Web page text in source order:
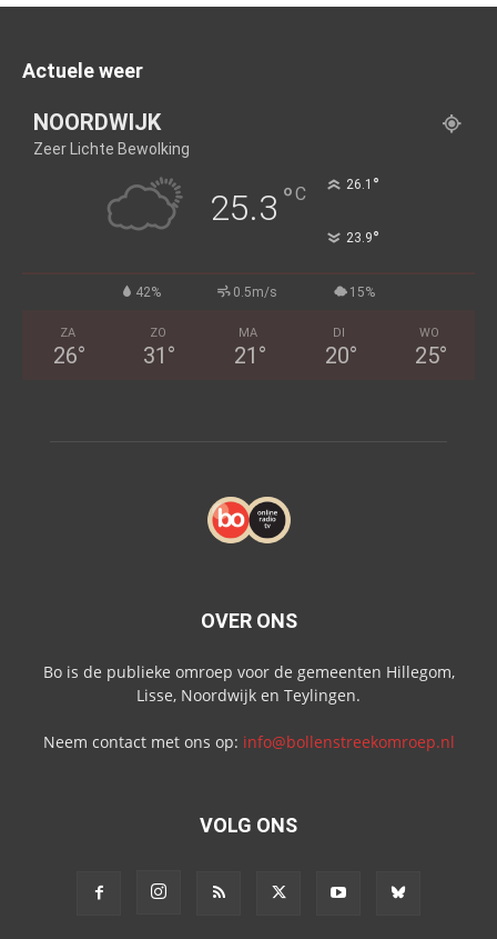
Actuele weer
NOORDWIJK
Zeer Lichte Bewolking
25.3 °C 26.1 °
23.9°
42% 0.5m/s 15%
ZA
26°
ZO
31 °
MA
21 °
DI
20°
WO
25°
OVER ONS
Bo is de publieke omroep voor de gemeenten Hillegom,
Lisse, Noordwijk en Teylingen.
Neem contact met ons op: info@bollenstreekomroep.nl
VOLG ONS